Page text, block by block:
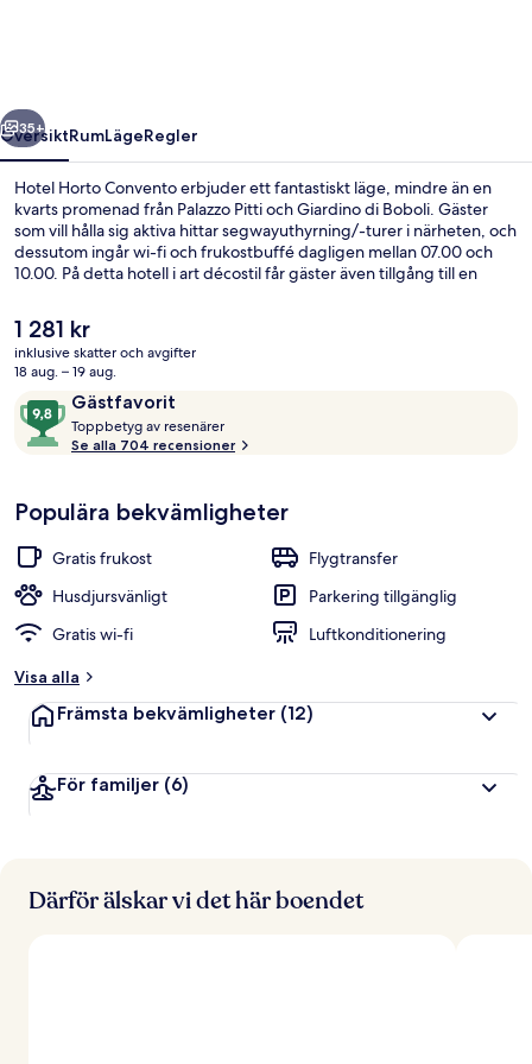
Nästa
35+
ÖversiktRumLägeRegler
Hotel Horto Convento erbjuder ett fantastiskt läge, mindre än en
kvarts promenad från Palazzo Pitti och Giardino di Boboli. Gäster
som vill hålla sig aktiva hittar segwayuthyrning/-turer i närheten, och
dessutom ingår wi-fi och frukostbuffé dagligen mellan 07.00 och
10.00. På detta hotell i art décostil får gäster även tillgång till en
mycket väl om den hjälpsamma personalen och den generella
standarden. Boendet ligger bara en kort promenad från
kollektivtrafik. Till Alamanni - Stazione Santa Maria Novella
spårvagnshållplats tar det inte mer än 14 minuter att gå.
Det
nuvarande
priset
1 281 kr
1 281 kr
inklusive skatter och avgifter
18 aug. – 19 aug.
RecensionerGästfavorit
9,8
av
10,
Toppbetyg av resenärer
o
b
r
e
Se alla 704 recensioner
Populära bekvämligheter
Gratis frukost
Flygtransfer
Husdjursvänligt
Parkering tillgänglig
Gratis wi-fi
Luftkonditionering
Visa alla
Främsta bekvämligheter (12)
För familjer (6)
Därför älskar vi det här boendet